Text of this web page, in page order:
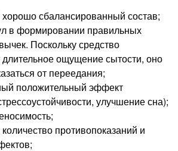
сбалансированный состав;
в формировании правильных
Поскольку средство
длительное ощущение сытости, оно
от переедания;
положительный эффект
улучшение сна);
противопоказаний и